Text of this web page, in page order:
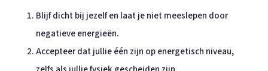
Blijf dicht bij jezelf en laat je niet meeslepen door
negatieve energieën.
Accepteer dat jullie één zijn op energetisch niveau,